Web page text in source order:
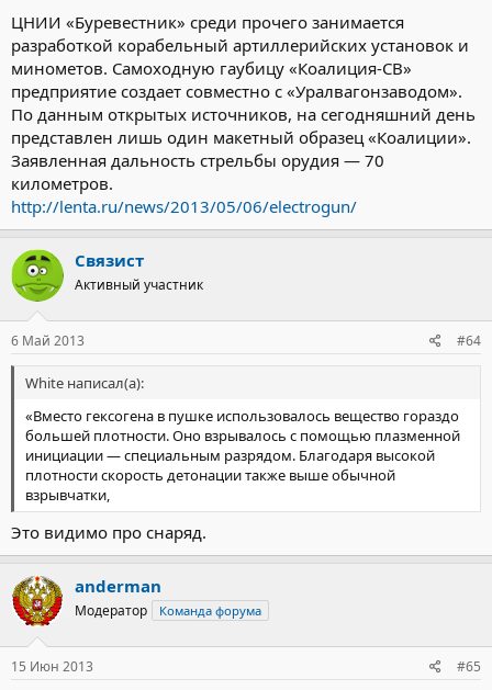
ЦНИИ «Буревестник» среди прочего занимается
разработкой корабельный артиллерийских установок и
минометов. Самоходную гаубицу «Коалиция-СВ»
предприятие создает совместно с «Уралвагонзаводом».
По данным открытых источников, на сегодняшний день
представлен лишь один макетный образец «Коалиции».
Заявленная дальность стрельбы орудия — 70
километров.
http://lenta.ru/news/2013/05/06/electrogun/
Связист
Активный участник
6 Май 2013 #64
White написал(а):
«Вместо гексогена в пушке использовалось вещество гораздо
большей плотности. Оно взрывалось с помощью плазменной
инициации — специальным разрядом. Благодаря высокой
плотности скорость детонации также выше обычной
взрывчатки,
Это видимо про снаряд.
anderman
Модератор Команда форума
15 Июн 2013 #65